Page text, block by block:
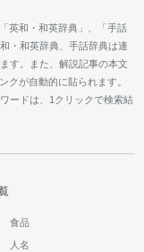
英和・和英辞典」、「手話
・和英辞典、手話辞典は連
す。また、解説記事の本文
クが自動的に貼られます。
ードは、1クリックで検索結
食品
人名